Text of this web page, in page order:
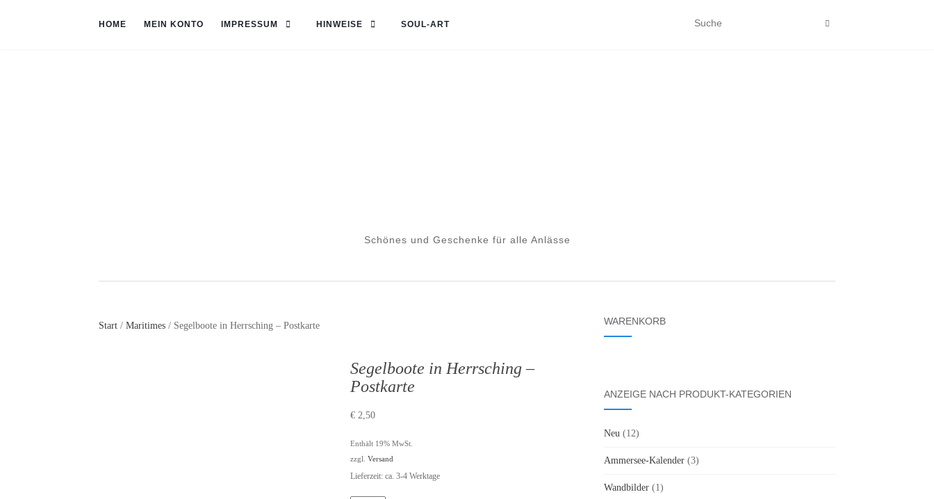
HOME MEIN KONTO IMPRESSUM HINWEISE SOUL-ART
Schönes und Geschenke für alle Anlässe
Start / Maritimes / Segelboote in Herrsching – Postkarte
Segelboote in Herrsching –
Postkarte
€ 2,50
Enthält 19% MwSt.
zzgl.Versand
Lieferzeit: ca. 3-4 Werktage
WARENKORB
ANZEIGE NACH PRODUKT-KATEGORIEN
Neu (12)
Ammersee-Kalender (3)
Wandbilder (1)